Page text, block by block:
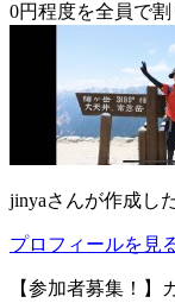
0円程度を全員で
jinyaさんが作成し
プロフィールを見
【参加者募集！】